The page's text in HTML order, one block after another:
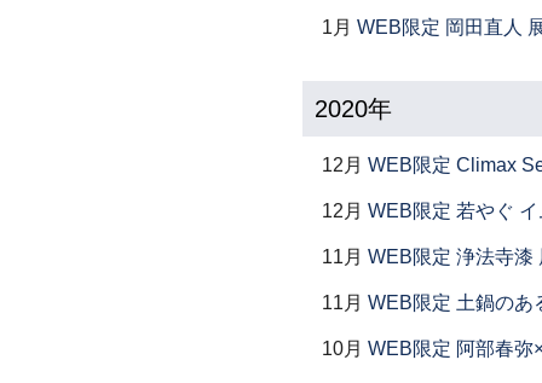
1月 WEB限定 岡田直人
2020年
12月 WEB限定 Climax
12月 WEB限定 若やぐ
11月 WEB限定 浄法寺漆
11月 WEB限定 土鍋のあ
10月 WEB限定 阿部春弥